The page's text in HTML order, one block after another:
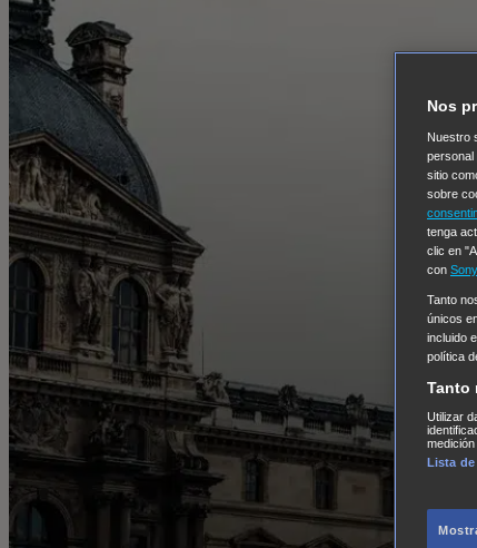
Nos
Nuestro
personal
sitio
sobre
tenga
clic en
con
Tanto
únicos
incluido
política
Tanto
Utilizar
Lista de